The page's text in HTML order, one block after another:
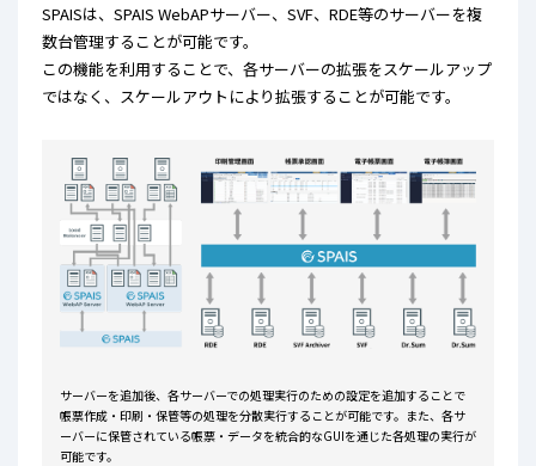
SPAISは、SPAIS WebAPサーバー、SVF、RDE等のサーバーを複
数台管理することが可能です。
この機能を利用することで、各サーバーの拡張をスケールアップ
ではなく、スケールアウトにより拡張することが可能です。
サーバーを追加後、各サーバーでの処理実行のための設定を追加することで
帳票作成・印刷・保管等の処理を分散実行することが可能です。また、各サ
ーバーに保管されている帳票・データを統合的なGUIを通じた各処理の実行が
可能です。